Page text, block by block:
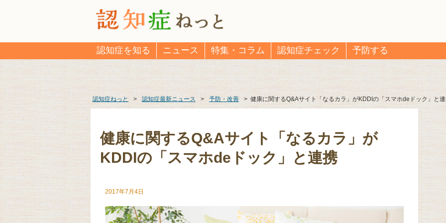
認知症を知る ニュース 特集・コラム 認知症チェック 予防する
認知症ねっと > 認知症最新ニュース > 予防・改善 > 健康に関するQ&Aサイト「なるカラ」がKDDIの「スマホdeドック」と
健康に関するQ&Aサイト「なるカラ」が
KDDIの「スマホdeドック」と連携
2017年7月4日